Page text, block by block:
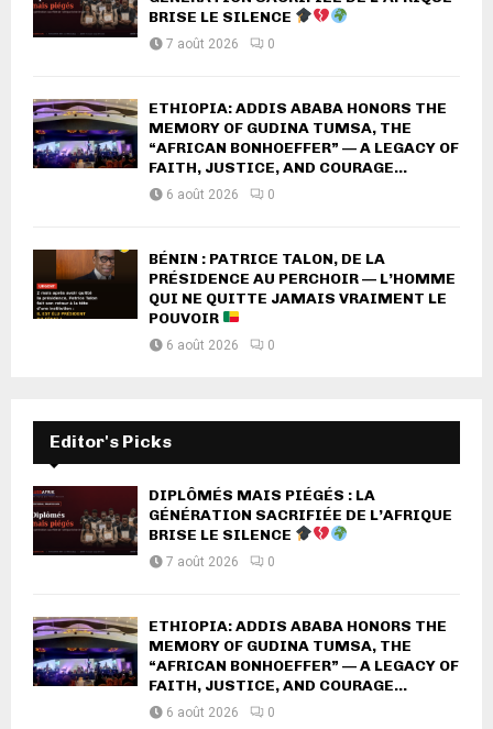
BRISE LE SILENCE
7 août 2026 0
ETHIOPIA: ADDIS ABABA HONORS THE
MEMORY OF GUDINA TUMSA, THE
“AFRICAN BONHOEFFER” — A LEGACY OF
FAITH, JUSTICE, AND COURAGE...
6 août 2026 0
BÉNIN : PATRICE TALON, DE LA
PRÉSIDENCE AU PERCHOIR — L’HOMME
QUI NE QUITTE JAMAIS VRAIMENT LE
POUVOIR
6 août 2026 0
Editor's Picks
DIPLÔMÉS MAIS PIÉGÉS : LA
GÉNÉRATION SACRIFIÉE DE L’AFRIQUE
BRISE LE SILENCE
7 août 2026 0
ETHIOPIA: ADDIS ABABA HONORS THE
MEMORY OF GUDINA TUMSA, THE
“AFRICAN BONHOEFFER” — A LEGACY OF
FAITH, JUSTICE, AND COURAGE...
6 août 2026 0